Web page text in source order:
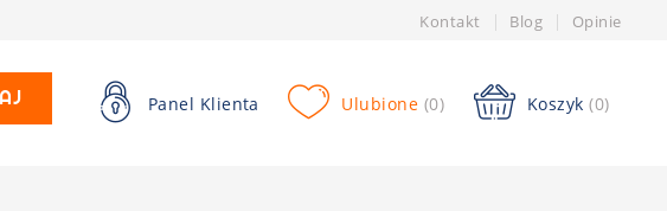
Kontakt Blog Opinie
Panel Klienta Ulubione (0) Koszyk(0)